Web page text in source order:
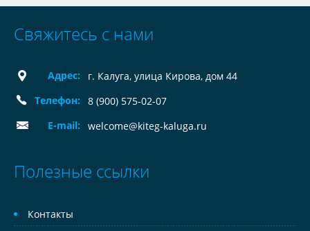
Свяжитесь с нами
Адрес:
г. Калуга, улица Кирова, дом 44
Телефон:
8 (900) 575-02-07
E-mail:
welcome@kiteg-kaluga.ru
Полезные ссылки
Контакты